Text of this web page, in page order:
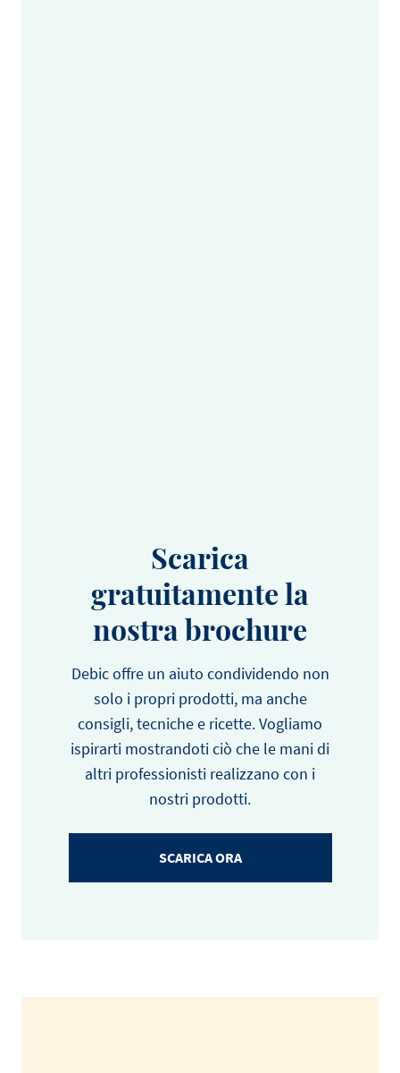
Scarica
gratuitamente la
nostra brochure
Debic offre un aiuto condividendo non
solo i propri prodotti, ma anche
consigli, tecniche e ricette. Vogliamo
ispirarti mostrandoti ciò che le mani di
altri professionisti realizzano con i
nostri prodotti.
SCARICA ORA